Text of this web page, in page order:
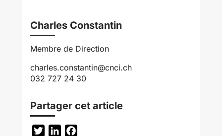
Charles Constantin
Membre de Direction
charles.constantin@cnci.ch
032 727 24 30
Partager cet article
TwitterLinkedIn